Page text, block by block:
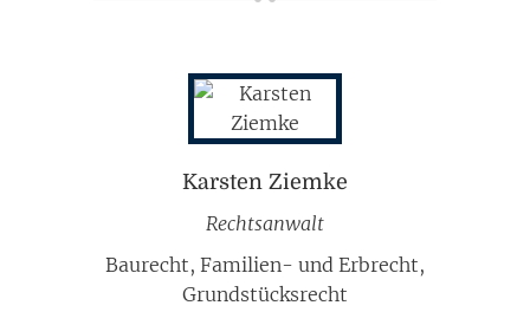
Karsten Ziemke
Rechtsanwalt
Baurecht, Familien- und Erbrecht,
Grundstücksrecht